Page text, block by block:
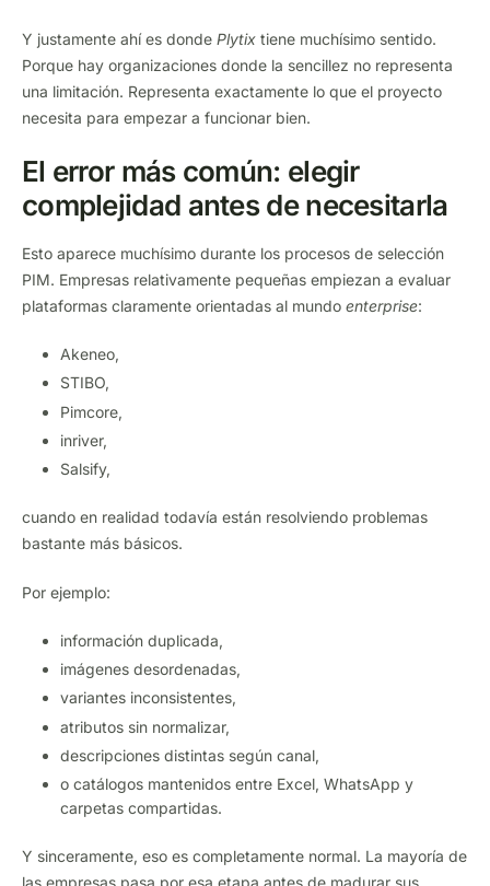
Y justamente ahí es donde Plytix tiene muchísimo sentido.
Porque hay organizaciones donde la sencillez no representa
una limitación. Representa exactamente lo que el proyecto
necesita para empezar a funcionar bien.
El error más común: elegir
complejidad antes de necesitarla
Esto aparece muchísimo durante los procesos de selección
PIM. Empresas relativamente pequeñas empiezan a evaluar
plataformas claramente orientadas al mundo enterprise:
Akeneo,
STIBO,
Pimcore,
inriver,
Salsify,
cuando en realidad todavía están resolviendo problemas
bastante más básicos.
Por ejemplo:
información duplicada,
imágenes desordenadas,
variantes inconsistentes,
atributos sin normalizar,
descripciones distintas según canal,
o catálogos mantenidos entre Excel, WhatsApp y
carpetas compartidas.
Y sinceramente, eso es completamente normal. La mayoría de
las empresas pasa por esa etapa antes de madurar sus